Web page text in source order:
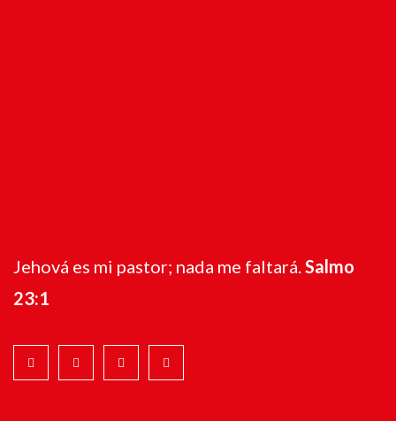
Jehová es mi pastor; nada me faltará.Salmo
23:1